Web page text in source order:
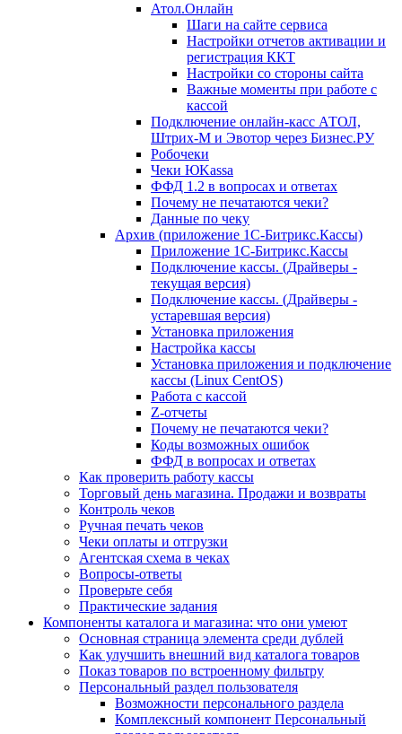
Атол.Онлайн
Шаги на сайте сервиса
Настройки отчетов активации и
регистрация ККТ
Настройки со стороны сайта
Важные моменты при работе с
кассой
Подключение онлайн-касс АТОЛ,
Штрих-М и Эвотор через Бизнес.РУ
Робочеки
Чеки ЮKassa
ФФД 1.2 в вопросах и ответах
Почему не печатаются чеки?
Данные по чеку
Архив (приложение 1С-Битрикс.Кассы)
Приложение 1С-Битрикс.Кассы
Подключение кассы. (Драйверы -
текущая версия)
Подключение кассы. (Драйверы -
устаревшая версия)
Установка приложения
Настройка кассы
Установка приложения и подключение
кассы (Linux CentOS)
Работа с кассой
Z-отчеты
Почему не печатаются чеки?
Коды возможных ошибок
ФФД в вопросах и ответах
Как проверить работу кассы
Торговый день магазина. Продажи и возвраты
Контроль чеков
Ручная печать чеков
Чеки оплаты и отгрузки
Агентская схема в чеках
Вопросы-ответы
Проверьте себя
Практические задания
Компоненты каталога и магазина: что они умеют
Основная страница элемента среди дублей
Как улучшить внешний вид каталога товаров
Показ товаров по встроенному фильтру
Персональный раздел пользователя
Возможности персонального раздела
Комплексный компонент Персональный